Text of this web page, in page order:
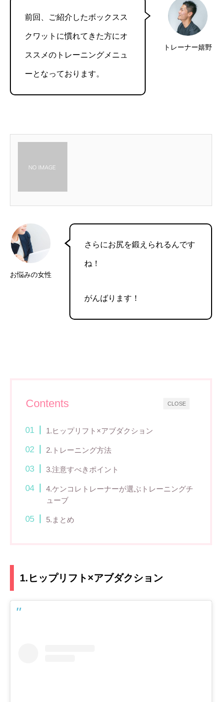
トレーナー嬉野
前回、ご紹介したボックスス
クワットに慣れてきた方にオ
ススメのトレーニングメニュ
ーとなっております。
お悩みの女性
さらにお尻を鍛えられるんです
ね！
がんばります！
CLOSE
Contents
1.ヒップリフト×アブダクション
2.トレーニング方法
3.注意すべきポイント
4.ケンコレトレーナーが選ぶトレーニングチ
ューブ
5.まとめ
1.ヒップリフト×アブダクション